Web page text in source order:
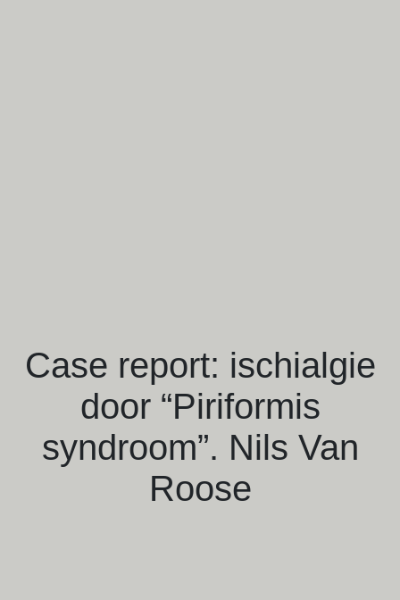
Case report: ischialgie
door “Piriformis
syndroom”. Nils Van
Roose